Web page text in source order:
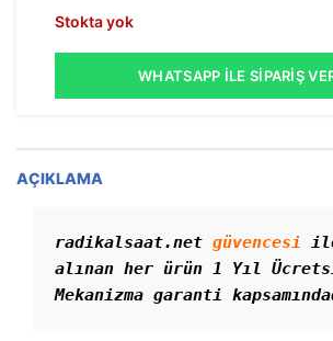
Stokta yok
WHATSAPP İLE SIPARIŞ
AÇIKLAMA
radikalsaat.net güvencesi
alınan her ürün 1 Yıl
Mekanizma garanti